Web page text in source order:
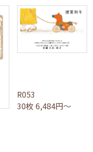
R053
30枚 6,484円～